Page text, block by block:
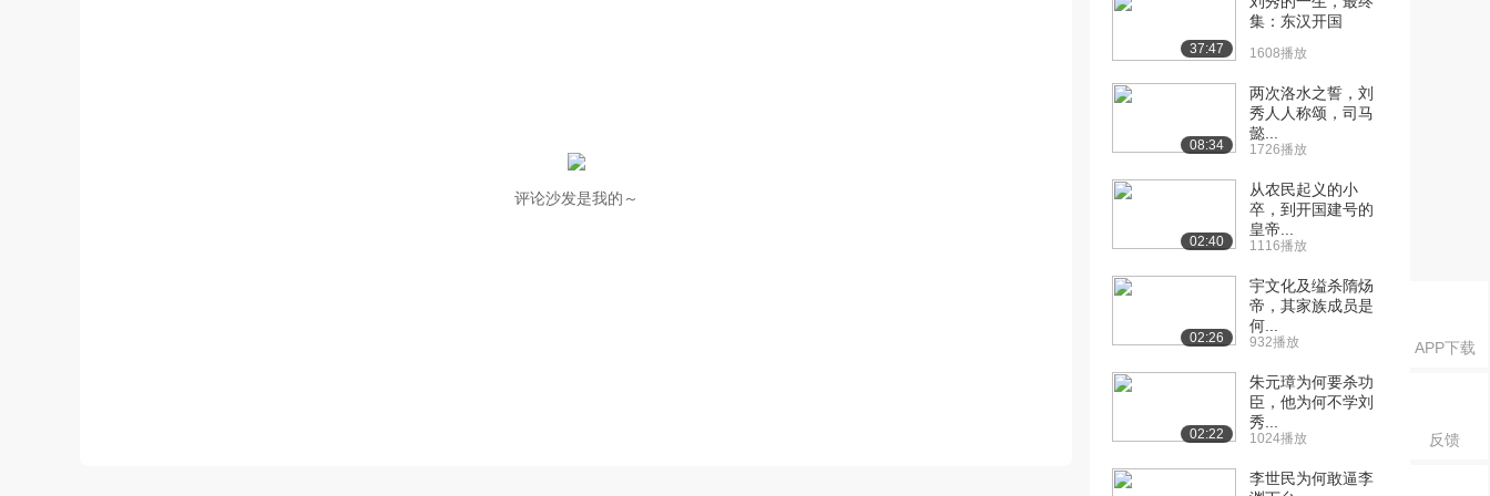
APP下载
反馈
评论沙发是我的～
37:47
集：东汉开国
1608播放
08:34
两次洛水之誓，刘
秀人人称颂，司马
懿...
1726播放
02:40
从农民起义的小
卒，到开国建号的
皇帝...
1116播放
02:26
宇文化及缢杀隋炀
帝，其家族成员是
何...
932播放
02:22
朱元璋为何要杀功
臣，他为何不学刘
秀...
1024播放
李世民为何敢逼李